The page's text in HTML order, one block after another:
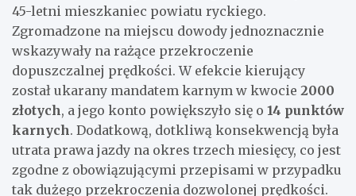
45-letni mieszkaniec powiatu ryckiego.
Zgromadzone na miejscu dowody jednoznacznie
wskazywały na rażące przekroczenie
dopuszczalnej prędkości. W efekcie kierujący
został ukarany mandatem karnym w kwocie 2000
złotych, a jego konto powiększyło się o 14 punktów
karnych. Dodatkową, dotkliwą konsekwencją była
utrata prawa jazdy na okres trzech miesięcy, co jest
zgodne z obowiązującymi przepisami w przypadku
tak dużego przekroczenia dozwolonej prędkości.